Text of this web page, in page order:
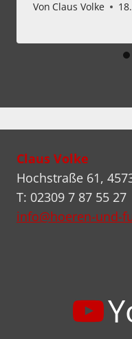
Von Claus Volke
Claus Volke
Hochstraße 61,
T: 02309 7 87 55 27
info@hoeren-und-